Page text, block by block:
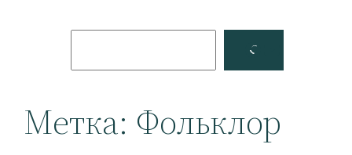
Facebook
Метка: Фольклор